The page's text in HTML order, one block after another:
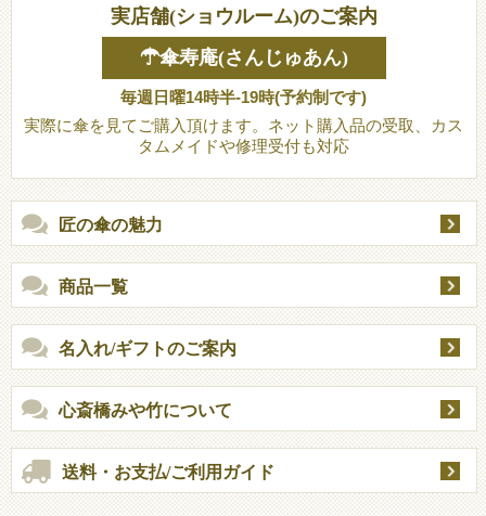
実店舗(ショウルーム)のご案内
☂傘寿庵(さんじゅあん)
毎週日曜14時半-19時(予約制です)
実際に傘を見てご購入頂けます。ネット購入品の受取、カス
タムメイドや修理受付も対応
匠の傘の魅力
商品一覧
名入れ/ギフトのご案内
心斎橋みや竹について
送料・お支払/ご利用ガイド